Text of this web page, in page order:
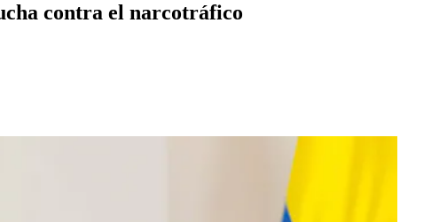
contra el narcotráfico